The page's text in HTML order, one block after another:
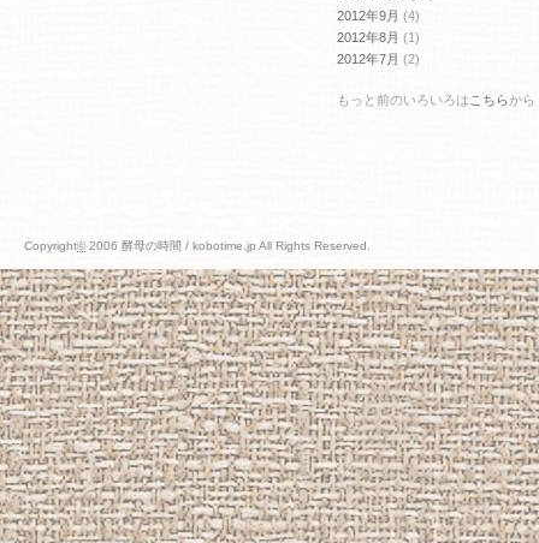
2012年9月 (4)
2012年8月 (1)
2012年7月 (2)
もっと前のいろいろは こちらから
Copyright© 2006 酵母の時間 / kobotime.jp All Rights Reserved.